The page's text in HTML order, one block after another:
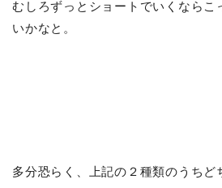
むしろずっとショートでいくならこ
いかなと。
多分恐らく、上記の２種類のうちど